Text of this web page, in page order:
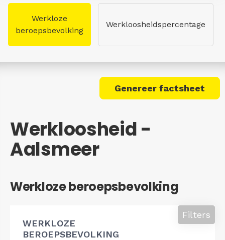
Werkloze
beroepsbevolking
Werkloosheidspercentage
Genereer factsheet
Werkloosheid -
Aalsmeer
Werkloze beroepsbevolking
WERKLOZE
BEROEPSBEVOLKING
Filters